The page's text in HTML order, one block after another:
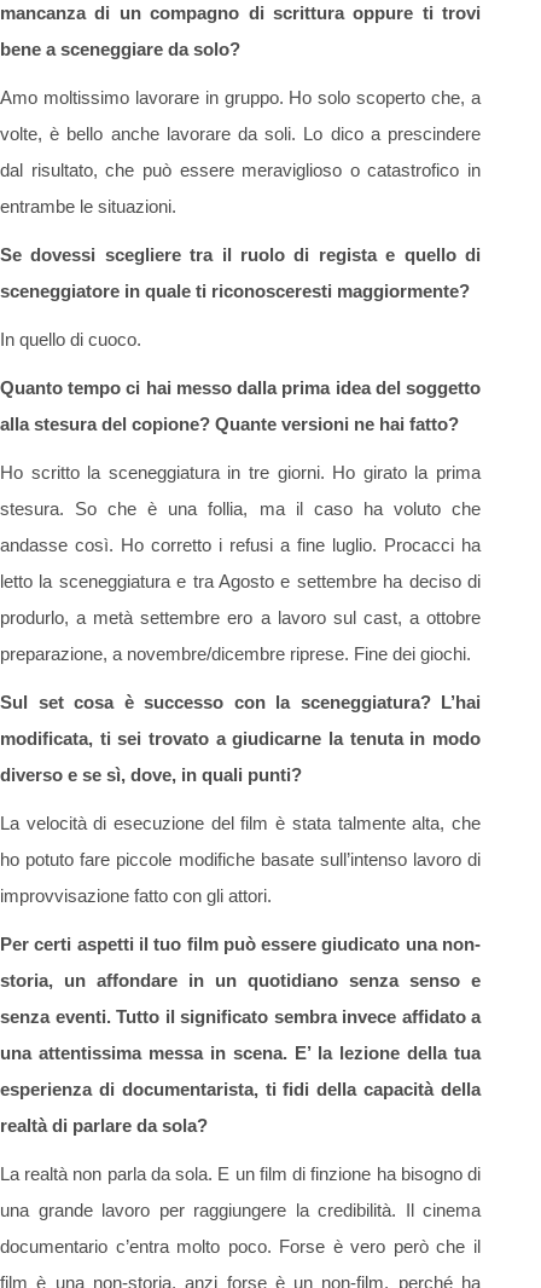
mancanza di un compagno di scrittura oppure ti trovi
bene a sceneggiare da solo?
Amo moltissimo lavorare in gruppo. Ho solo scoperto che, a
volte, è bello anche lavorare da soli. Lo dico a prescindere
dal risultato, che può essere meraviglioso o catastrofico in
entrambe le situazioni.
Se dovessi scegliere tra il ruolo di regista e quello di
sceneggiatore in quale ti riconosceresti maggiormente?
In quello di cuoco.
Quanto tempo ci hai messo dalla prima idea del soggetto
alla stesura del copione? Quante versioni ne hai fatto?
Ho scritto la sceneggiatura in tre giorni. Ho girato la prima
stesura. So che è una follia, ma il caso ha voluto che
andasse così. Ho corretto i refusi a fine luglio. Procacci ha
letto la sceneggiatura e tra Agosto e settembre ha deciso di
produrlo, a metà settembre ero a lavoro sul cast, a ottobre
preparazione, a novembre/dicembre riprese. Fine dei giochi.
Sul set cosa è successo con la sceneggiatura? L’hai
modificata, ti sei trovato a giudicarne la tenuta in modo
diverso e se sì, dove, in quali punti?
La velocità di esecuzione del film è stata talmente alta, che
ho potuto fare piccole modifiche basate sull’intenso lavoro di
improvvisazione fatto con gli attori.
Per certi aspetti il tuo film può essere giudicato una non-
storia, un affondare in un quotidiano senza senso e
senza eventi. Tutto il significato sembra invece affidato a
una attentissima messa in scena. E’ la lezione della tua
esperienza di documentarista, ti fidi della capacità della
realtà di parlare da sola?
La realtà non parla da sola. E un film di finzione ha bisogno di
una grande lavoro per raggiungere la credibilità. Il cinema
documentario c’entra molto poco. Forse è vero però che il
film è una non-storia, anzi forse è un non-film, perché ha